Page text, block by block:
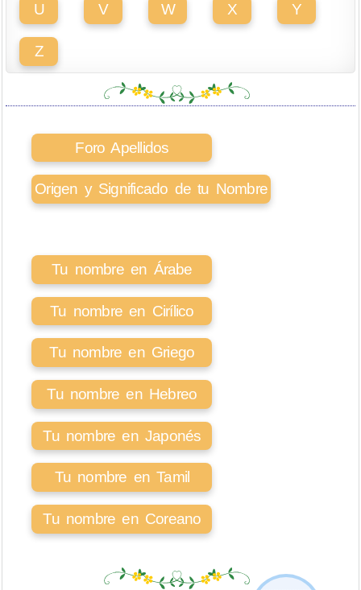
U V W X Y
Z
Foro Apellidos
Origen y Significado de tu Nombre
Tu nombre en Árabe
Tu nombre en Cirílico
Tu nombre en Griego
Tu nombre en Hebreo
Tu nombre en Japonés
Tu nombre en Tamil
Tu nombre en Coreano